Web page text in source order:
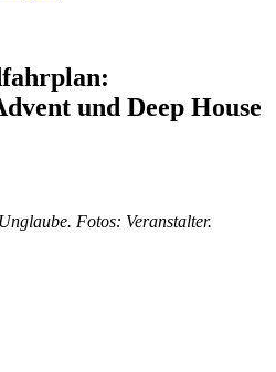
und Deep House
Fotos: Veranstalter.